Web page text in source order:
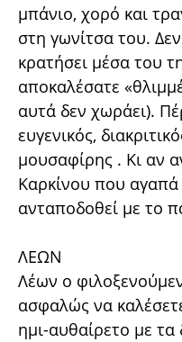
μπάνιο, χορό και
στη γωνίτσα του.
κρατήσει μέσα του
αποκαλέσατε
αυτά δεν χωράει).
ευγενικός,
μουσαφίρης . Κι αν
Καρκίνου που αγαπά
ανταποδοθεί με το
ΛΕΩΝ
Λέων ο
ασφαλώς να
ημι-αυθαίρετο με